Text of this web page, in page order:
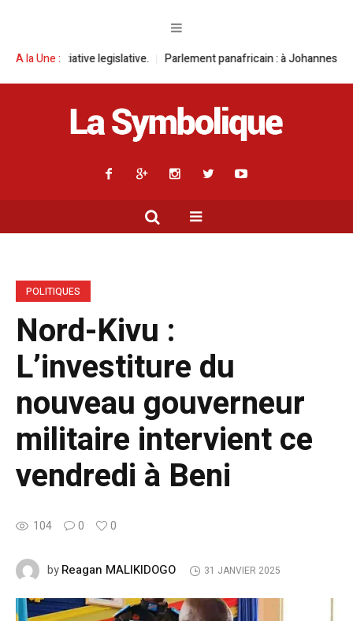
A la Une :
legislative. Parlement panafricain : à Johannesburg, Aimé Boji
POLITIQUES
Nord-Kivu :
L’investiture du
nouveau gouverneur
militaire intervient ce
vendredi à Beni
104 0 0
byReagan MALIKIDOGO 31 JANVIER 2025